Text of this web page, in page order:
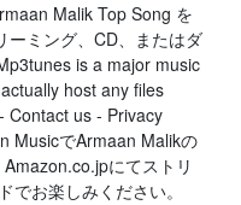
Malik Top Song を
ーミング、CD、またはダ
is a major music
host any files
Contact us - Privacy
MusicでArmaan Malikの
にてストリ
でお楽しみください。